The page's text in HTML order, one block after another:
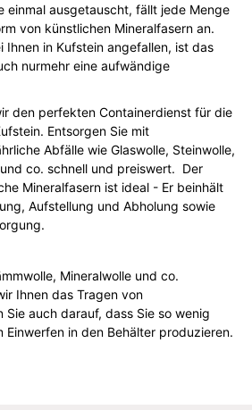
einmal ausgetauscht, fällt jede Menge
von künstlichen Mineralfasern an.
Ihnen in Kufstein angefallen, ist das
nurmehr eine aufwändige
den perfekten Containerdienst für die
Entsorgen Sie mit
Abfälle wie Glaswolle, Steinwolle,
co. schnell und preiswert. Der
Mineralfasern ist ideal - Er beinhält
Aufstellung und Abholung sowie
Mineralwolle und co.
Ihnen das Tragen von
auch darauf, dass Sie so wenig
Einwerfen in den Behälter produzieren.